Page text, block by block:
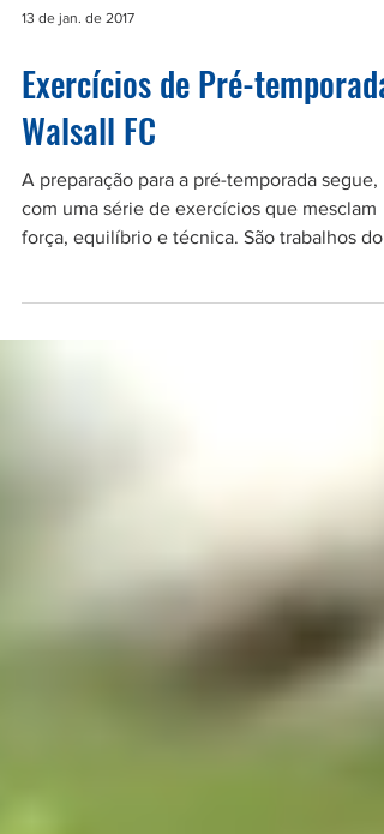
Exercícios de Pré-temporada
Walsall FC
A preparação para a pré-temporada segue,
com uma série de exercícios que mesclam
Walsall...